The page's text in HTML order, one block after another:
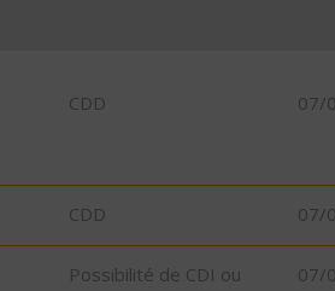
CDD 07/
CDD 07/
Possibilité de CDI ou
07/